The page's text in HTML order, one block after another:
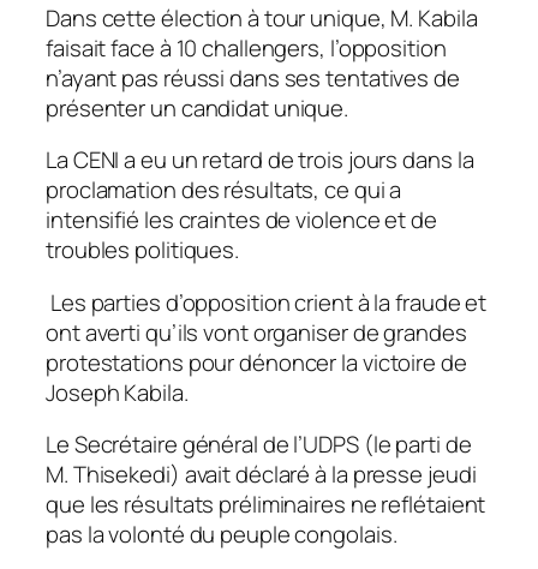
Dans cette élection à tour unique, M. Kabila
faisait face à 10 challengers, l’opposition
n’ayant pas réussi dans ses tentatives de
présenter un candidat unique.
La CENI a eu un retard de trois jours dans la
proclamation des résultats, ce qui a
intensifié les craintes de violence et de
troubles politiques.
Les parties d’opposition crient à la fraude et
ont averti qu’ils vont organiser de grandes
protestations pour dénoncer la victoire de
Joseph Kabila.
Le Secrétaire général de l’UDPS (le parti de
M. Thisekedi) avait déclaré à la presse jeudi
que les résultats préliminaires ne reflétaient
pas la volonté du peuple congolais.